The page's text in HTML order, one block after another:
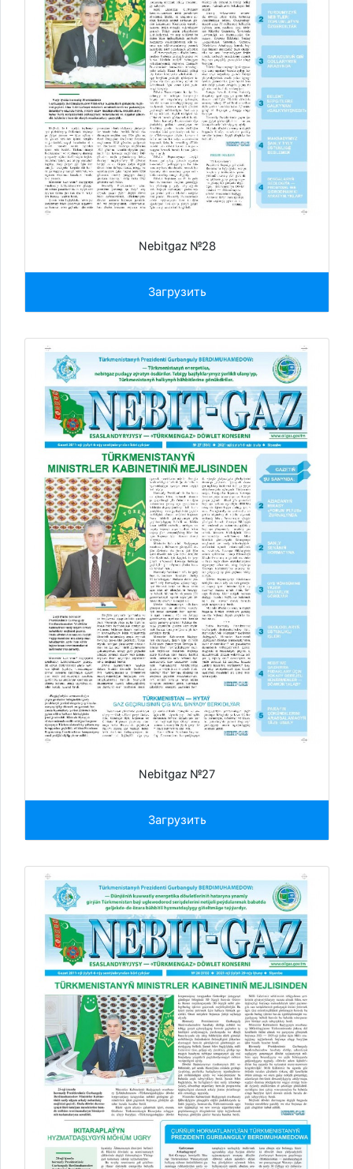
Nebitgaz №28
Загрузить
Nebitgaz №27
Загрузить